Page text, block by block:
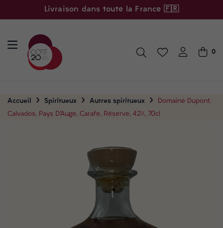
Livraison dans toute la France 🇫🇷
0
Accueil Spiritueux Autres spiritueux
Domaine Dupont,
Calvados, Pays D'Auge, Carafe, Réserve, 42%, 70cl